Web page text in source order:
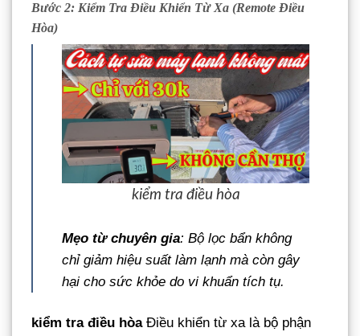
Bước 2: Kiểm Tra Điều Khiển Từ Xa (Remote Điều
Hòa)
kiểm tra điều hòa
Mẹo từ chuyên gia: Bộ lọc bẩn không
chỉ giảm hiệu suất làm lạnh mà còn gây
hại cho sức khỏe do vi khuẩn tích tụ.
kiểm tra điều hòaĐiều khiển từ xa là bộ phận